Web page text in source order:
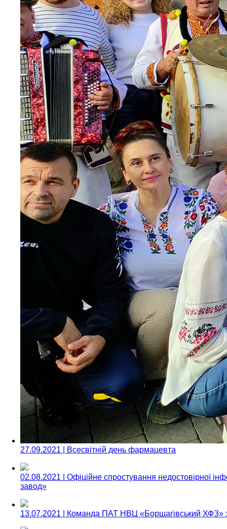
27.09.2021 | Всесвітній день фармацевта
02.08.2021 | Офіційне спростування недостовірної
завод»
13.07.2021 | Команда ПАТ НВЦ «Борщагівський ХФЗ»